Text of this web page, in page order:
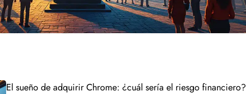
El sueño de adquirir Chrome: ¿cuál sería el riesgo financiero?